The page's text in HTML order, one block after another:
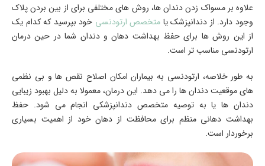
علاوه بر مسواک زدن دندان ‌ها، روش ‌های مختلفی برای از بین بردن پلاک
وجود دارد. از دندانپزشک یا متخصص ارتودنسی خود بپرسید که کدام یک
از این روش‌ ها برای حفظ بهداشت دهان و دندان شما در حین درمان
ارتودنسی مناسب ‌تر است.
به طور خلاصه، ارتودنسی به بیماران امکان اصلاح نقص ‌ها و بی ‌نظمی
‌های موقعیت دندان ‌ها را می ‌دهد. این درمان، معمولا به دلیل بهبود زیبایی
دندان‌ ها یا به توصیه متخصص دندانپزشکی انجام می‌ شود. حفظ
بهداشت دهانی منظم برای محافظت از دهان خود از اهمیت بسیاری
برخوردار است.